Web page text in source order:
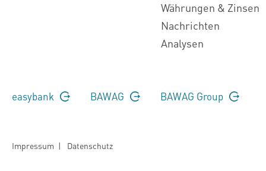
Währungen & Zinsen
Nachrichten
Analysen
easybank BAWAG BAWAG Group
Impressum | Datenschutz